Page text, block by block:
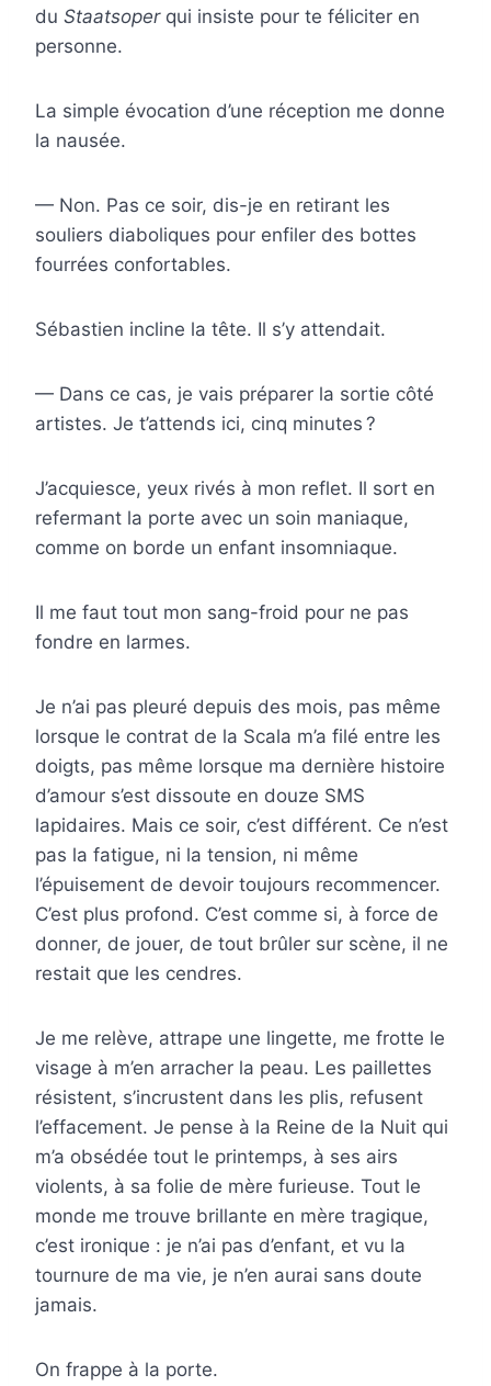
du Staatsoperqui insiste pour te féliciter en
personne.
La simple évocation d’une réception me donne
la nausée.
— Non. Pas ce soir, dis-je en retirant les
souliers diaboliques pour enfiler des bottes
fourrées confortables.
Sébastien incline la tête. Il s’y attendait.
— Dans ce cas, je vais préparer la sortie côté
artistes. Je t’attends ici, cinq minutes ?
J’acquiesce, yeux rivés à mon reflet. Il sort en
refermant la porte avec un soin maniaque,
comme on borde un enfant insomniaque.
Il me faut tout mon sang-froid pour ne pas
fondre en larmes.
Je n’ai pas pleuré depuis des mois, pas même
lorsque le contrat de la Scala m’a filé entre les
doigts, pas même lorsque ma dernière histoire
d’amour s’est dissoute en douze SMS
lapidaires. Mais ce soir, c’est différent. Ce n’est
pas la fatigue, ni la tension, ni même
l’épuisement de devoir toujours recommencer.
C’est plus profond. C’est comme si, à force de
donner, de jouer, de tout brûler sur scène, il ne
restait que les cendres.
Je me relève, attrape une lingette, me frotte le
visage à m’en arracher la peau. Les paillettes
résistent, s’incrustent dans les plis, refusent
l’effacement. Je pense à la Reine de la Nuit qui
m’a obsédée tout le printemps, à ses airs
violents, à sa folie de mère furieuse. Tout le
monde me trouve brillante en mère tragique,
c’est ironique : je n’ai pas d’enfant, et vu la
tournure de ma vie, je n’en aurai sans doute
jamais.
On frappe à la porte.